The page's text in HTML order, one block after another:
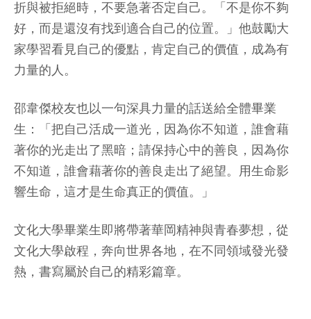
折與被拒絕時，不要急著否定自己。「不是你不夠
好，而是還沒有找到適合自己的位置。」他鼓勵大
家學習看見自己的優點，肯定自己的價值，成為有
力量的人。
邵韋傑校友也以一句深具力量的話送給全體畢業
生：「把自己活成一道光，因為你不知道，誰會藉
著你的光走出了黑暗；請保持心中的善良，因為你
不知道，誰會藉著你的善良走出了絕望。用生命影
響生命，這才是生命真正的價值。」
文化大學畢業生即將帶著華岡精神與青春夢想，從
文化大學啟程，奔向世界各地，在不同領域發光發
熱，書寫屬於自己的精彩篇章。